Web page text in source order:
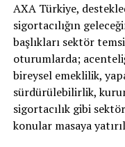
yanı sıra, Yeni Clio ve
versiyonlarında 3 bin
Renault, Haziran
sağlıyor. Renault
sayıdaki 2021 model
versiyonunda 165.400
299.900 TL’lik cazip
AXA Türkiye,
sigortacılığın
başlıkları sektör
oturumlarda;
bireysel emeklilik,
sürdürülebilirlik,
sigortacılık gibi
konular masaya